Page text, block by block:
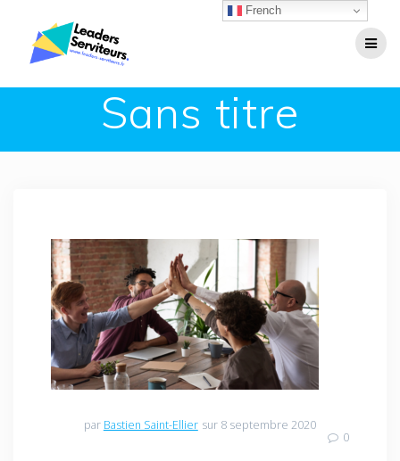
Passer
Sans titre
par Bastien Saint-Ellier sur 8 septembre 2020
0
French